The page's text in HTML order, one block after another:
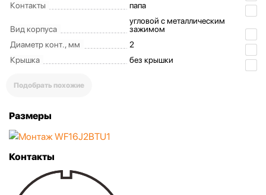
Контакты
папа
Вид корпуса
угловой с металлическим
зажимом
Диаметр конт., мм
2
Крышка
без крышки
Подобрать похожие
Размеры
Контакты